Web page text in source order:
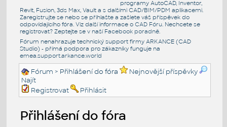
programy AutoCAD, Inventor,
Revit, Fusion, 3ds Max, Vault a s dalšími CAD/BIM/PDM aplikacemi.
Zaregistrujte se nebo se přihlašte a zašlete váš příspěvek do
odpovídajícího fóra. Viz další informace o CAD Fóru. Nechcete se
registrovat? Zeptejte se v naší Facebook poradně.
Fórum nenahrazuje technický support firmy ARKANCE (CAD
Studio) - přímá podpora pro zákazníky funguje na
emea.support.arkance.world
Fórum > Přihlášení do fóra
Nejnovější příspěvky
Najít
Registrovat
Přihlásit
Přihlášení do fóra